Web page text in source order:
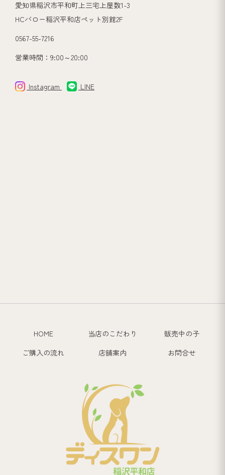
愛知県稲沢市平和町上三宅上屋数1-3
HCバロー稲沢平和店ペット別館2F
0567-55-7216
営業時間：9:00～20:00
Instagram LINE
HOME 当店のこだわり
販売中の子
ご購入の流れ
店舗案内 お問合せ